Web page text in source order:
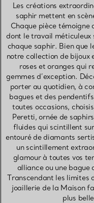
Les créations
saphir mettent en
Chaque pièce témoigne
dont le travail méticuleux
chaque saphir. Bien que
notre collection de bijoux
roses et oranges qui
gemmes d’exception.
porter au quotidien, à
bagues et des
toutes occasions,
Peretti, ornée de
fluides qui scintillent
entouré de diamants
un scintillement
glamour à toutes vos
alliance ou une
Transcendant les limites
joaillerie de la Maison
plus